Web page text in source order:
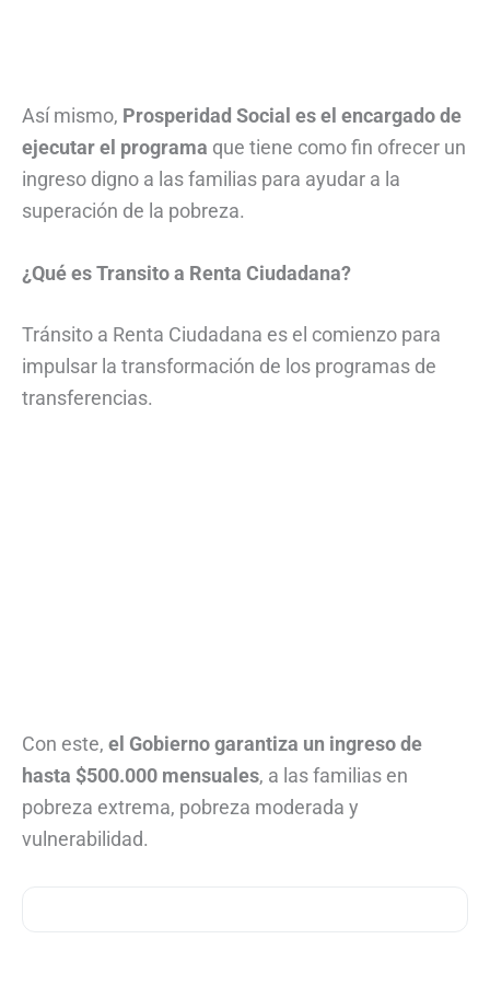
Así mismo, Prosperidad Social es el encargado de
ejecutar el programa que tiene como fin ofrecer un
ingreso digno a las familias para ayudar a la
superación de la pobreza.
¿Qué es Transito a Renta Ciudadana?
Tránsito a Renta Ciudadana es el comienzo para
impulsar la transformación de los programas de
transferencias.
Con este, el Gobierno garantiza un ingreso de
hasta $500.000 mensuales, a las familias en
pobreza extrema, pobreza moderada y
vulnerabilidad.